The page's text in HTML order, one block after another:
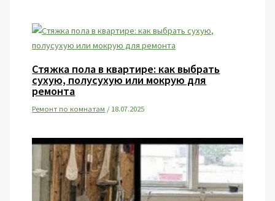
Стяжка пола в квартире: как выбрать
сухую, полусухую или мокрую для
ремонта
Ремонт по комнатам /18.07.2025